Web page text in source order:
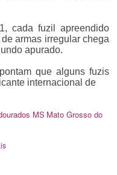
cada fuzil apreendido
armas irregular chega
apurado.
que alguns fuzis
internacional de
MS Mato Grosso do